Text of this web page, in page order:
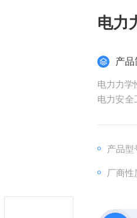
电力
产品
电力力学
电力安全
工具）的
产品型
厂商性